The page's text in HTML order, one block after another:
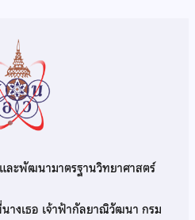
ละพัฒนามาตรฐานวิทยาศาสตร์
างเธอ เจ้าฟ้ากัลยาณิวัฒนา กรม